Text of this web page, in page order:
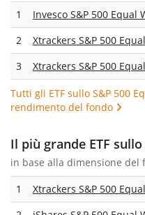
1
2
3
Tutti gli ETF sullo S&P 500
rendimento del fondo
Il più grande ETF
in base alla dimensione del
1 Xtrackers S&P 500